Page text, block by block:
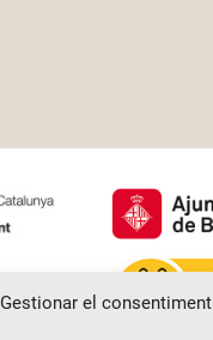
Gestionar el consentiment